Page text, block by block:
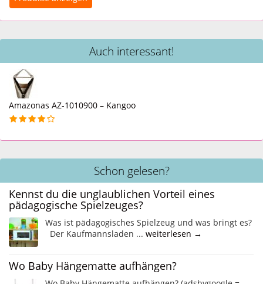
Auch interessant!
Amazonas AZ-1010900 – Kangoo
Schon gelesen?
Kennst du die unglaublichen Vorteil eines
pädagogische Spielzeuges?
Was ist pädagogisches Spielzeug und was bringt es?
Der Kaufmannsladen ... weiterlesen →
Wo Baby Hängematte aufhängen?